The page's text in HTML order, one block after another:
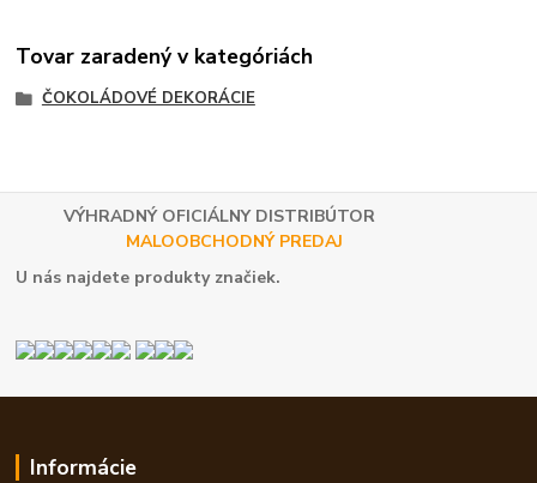
Tovar zaradený v kategóriách
ČOKOLÁDOVÉ DEKORÁCIE
VÝHRADNÝ OFICIÁLNY DISTRIBÚTOR
MALOOBCHODNÝ PREDAJ
U nás najdete produkty značiek.
Informácie